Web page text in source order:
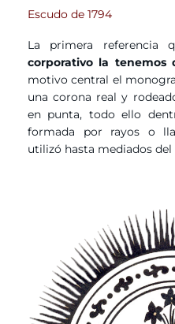
Escudo de 1794
La primera referencia
corporativo la tenemos
motivo central el
una corona real y
en punta, todo ello
formada por rayos o
utilizó hasta mediados del